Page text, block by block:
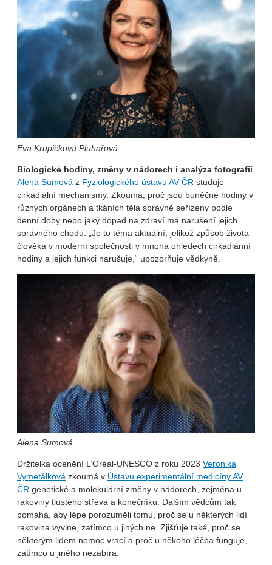
Eva Krupičková Pluhařová
Biologické hodiny, změny v nádorech i analýza fotografií
Alena Sumová z Fyziologického ústavu AV ČR studuje
cirkadiální mechanismy. Zkoumá, proč jsou buněčné hodiny v
různých orgánech a tkáních těla správně seřízeny podle
denní doby nebo jaký dopad na zdraví má narušení jejich
správného chodu. „Je to téma aktuální, jelikož způsob života
člověka v moderní společnosti v mnoha ohledech cirkadiánní
hodiny a jejich funkci narušuje,“ upozorňuje vědkyně.
Alena Sumová
Držitelka ocenění L’Oréal-UNESCO z roku 2023 Veronika
Vymetálková zkoumá v Ústavu experimentální medicíny AV
ČR genetické a molekulární změny v nádorech, zejména u
rakoviny tlustého střeva a konečníku. Dalším vědcům tak
pomáhá, aby lépe porozuměli tomu, proč se u některých lidí
rakovina vyvine, zatímco u jiných ne. Zjišťuje také, proč se
některým lidem nemoc vrací a proč u někoho léčba funguje,
zatímco u jiného nezabírá.